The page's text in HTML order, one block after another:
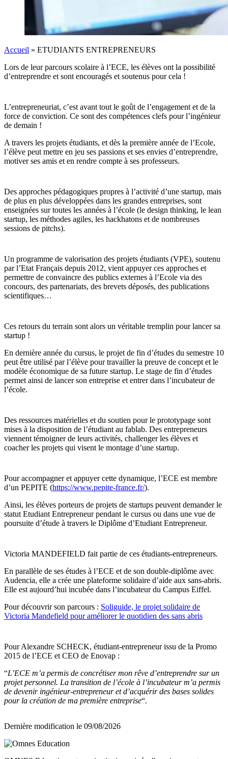
Accueil » ETUDIANTS ENTREPRENEURS
Lors de leur parcours scolaire à l’ECE, les élèves ont la possibilité
d’entreprendre et sont encouragés et soutenus pour cela !
L’entrepreneuriat, c’est avant tout le goût de l’engagement et de la
force de conviction. Ce sont des compétences clefs pour l’ingénieur
de demain !
A travers les projets étudiants, et dès la première année de l’Ecole,
l’élève peut mettre en jeu ses passions et ses envies d’entreprendre,
motiver ses amis et en rendre compte à ses professeurs.
Des approches pédagogiques propres à l’activité d’une startup, mais
de plus en plus développées dans les grandes entreprises, sont
enseignées sur toutes les années à l’école (le design thinking, le lean
startup, les méthodes agiles, les hackhatons et de nombreuses
sessions de pitchs).
Un programme de valorisation des projets étudiants (VPE), soutenu
par l’Etat Français depuis 2012, vient appuyer ces approches et
permettre de convaincre des publics externes à l’Ecole via des
concours, des partenariats, des brevets déposés, des publications
scientifiques…
Ces retours du terrain sont alors un véritable tremplin pour lancer sa
startup !
En dernière année du cursus, le projet de fin d’études du semestre 10
peut être utilisé par l’élève pour travailler la preuve de concept et le
modèle économique de sa future startup. Le stage de fin d’études
permet ainsi de lancer son entreprise et entrer dans l’incubateur de
l’école.
Des ressources matérielles et du soutien pour le prototypage sont
mises à la disposition de l’étudiant au fablab. Des entrepreneurs
viennent témoigner de leurs activités, challenger les élèves et
coacher les projets qui visent le montage d’une startup.
Pour accompagner et appuyer cette dynamique, l’ECE est membre
d’un PEPITE (https://www.pepite-france.fr/).
Ainsi, les élèves porteurs de projets de startups peuvent demander le
statut Etudiant Entrepreneur pendant le cursus ou dans une vue de
poursuite d’étude à travers le Diplôme d’Etudiant Entrepreneur.
Victoria MANDEFIELD fait partie de ces étudiants-entrepreneurs.
En parallèle de ses études à l’ECE et de son double-diplôme avec
Audencia, elle a crée une plateforme solidaire d’aide aux sans-abris.
Elle est aujourd’hui incubée dans l’incubateur du Campus Eiffel.
Pour découvrir son parcours : Soliguide, le projet solidaire de
Victoria Mandefield pour améliorer le quotidien des sans abris
Pour Alexandre SCHECK, étudiant-entrepreneur issu de la Promo
2015 de l’ECE et CEO de Enovap :
“L’ECE m’a permis de concrétiser mon rêve d’entreprendre sur un
projet personnel. La transition de l’école à l’incubateur m’a permis
de devenir ingénieur-entrepreneur et d’acquérir des bases solides
pour la création de ma première entreprise“.
Dernière modification le 09/08/2026